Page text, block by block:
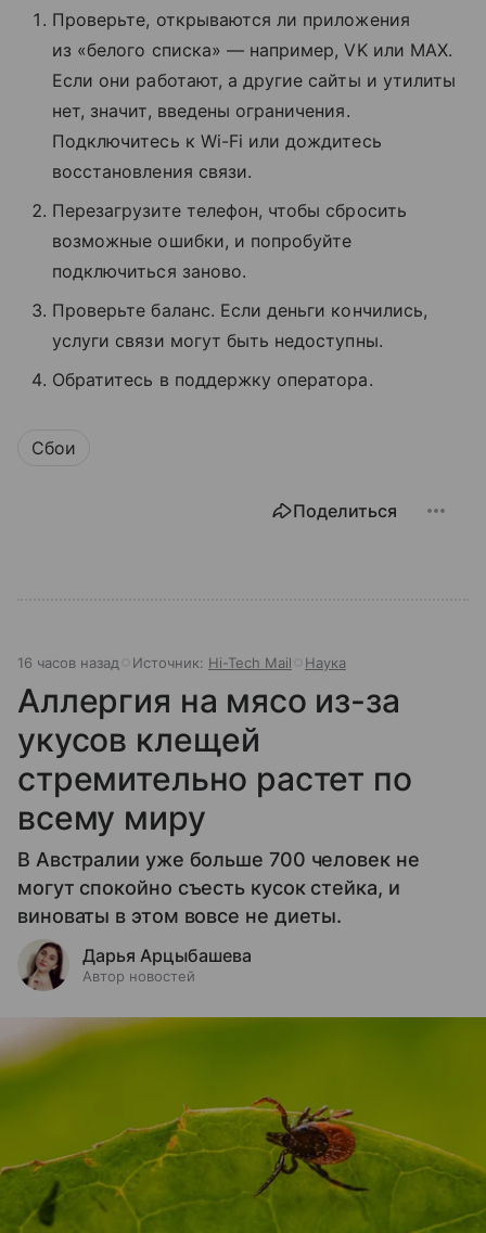
Проверьте, открываются ли приложения
из «белого списка» — например, VK или MAX.
Если они работают, а другие сайты и утилиты
нет, значит, введены ограничения.
Подключитесь к Wi-Fi или дождитесь
восстановления связи.
Перезагрузите телефон, чтобы сбросить
возможные ошибки, и попробуйте
подключиться заново.
Проверьте баланс. Если деньги кончились,
услуги связи могут быть недоступны.
Обратитесь в поддержку оператора.
Сбои
Поделиться
16 часов назад Источник: Hi-Tech Mail Наука
Аллергия на мясо из-за
укусов клещей
стремительно растет по
всему миру
В Австралии уже больше 700 человек не
могут спокойно съесть кусок стейка, и
виноваты в этом вовсе не диеты.
Дарья Арцыбашева
Автор новостей